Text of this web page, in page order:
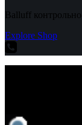
Balluff
Explore Shop